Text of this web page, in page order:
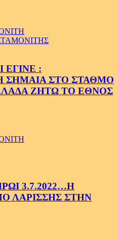
:
ΣΗΜΑΙΑ ΣΤΟ ΣΤΑΘΜΟ
ΖΗΤΩ ΤΟ ΕΘΝΟΣ
3.7.2022…Η
ΛΑΡΙΣΣΗΣ ΣΤΗΝ